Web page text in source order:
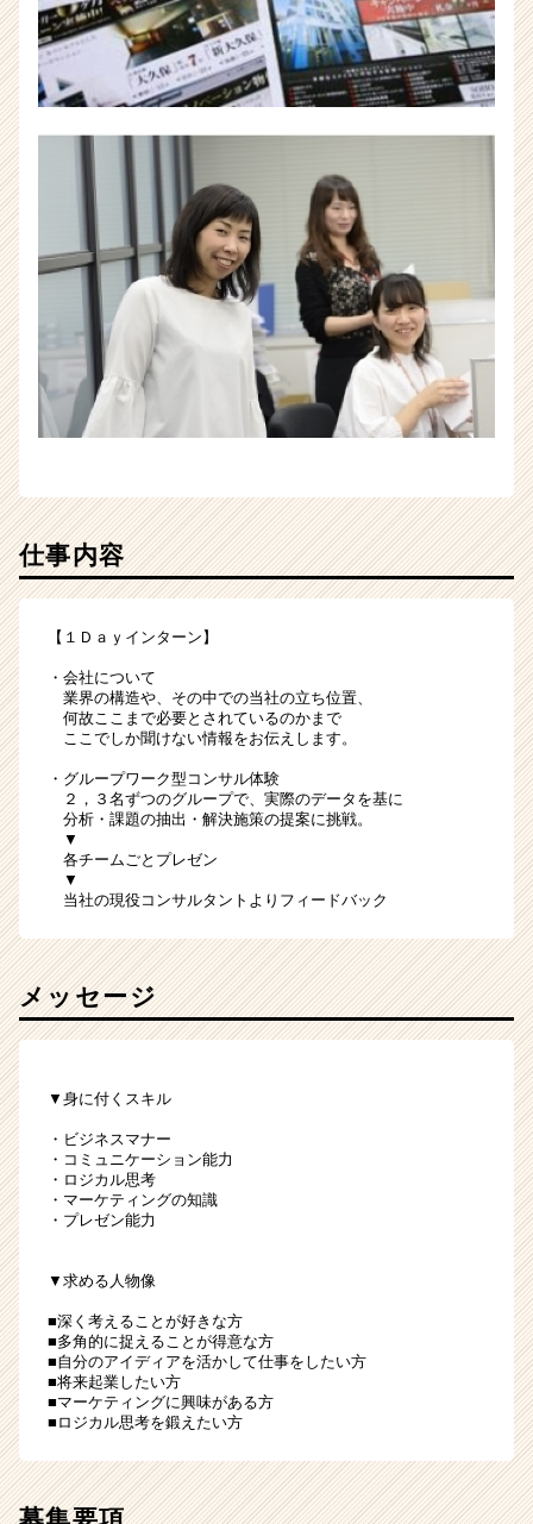
タ
ー
ン
|
ン
ャ
ー・
成
長
企
ウ
イ
チ
ア
キ
リ
ア
仕事内容
【１Ｄａｙインターン】
・会社について
業界の構造や、その中での当社の立ち位置、
何故ここまで必要とされているのかまで
ここでしか聞けない情報をお伝えします。
・グループワーク型コンサル体験
２，３名ずつのグループで、実際のデータを基に
分析・課題の抽出・解決施策の提案に挑戦。
▼
各チームごとプレゼン
▼
当社の現役コンサルタントよりフィードバック
メッセージ
▼身に付くスキル
・ビジネスマナー
・コミュニケーション能力
・ロジカル思考
・マーケティングの知識
・プレゼン能力
▼求める人物像
■深く考えることが好きな方
■多角的に捉えることが得意な方
■自分のアイディアを活かして仕事をしたい方
■将来起業したい方
■マーケティングに興味がある方
■ロジカル思考を鍛えたい方